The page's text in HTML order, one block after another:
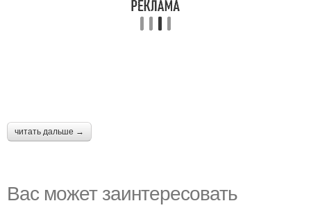
читать дальше →
Вас может заинтересовать